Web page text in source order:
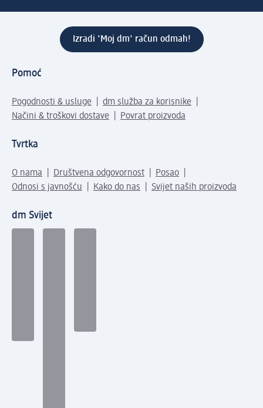
Izradi 'Moj dm' račun odmah!
Pomoć
Pogodnosti & usluge
dm služba za korisnike
Načini & troškovi dostave
Povrat proizvoda
Tvrtka
O nama Društvena odgovornost
Posao
Odnosi s javnošću
Kako do nas Svijet naših proizvoda
dm Svijet